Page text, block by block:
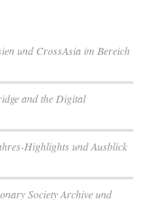
und CrossAsia im Bereich
and the Digital
Highlights und Ausblick
Society Archive und